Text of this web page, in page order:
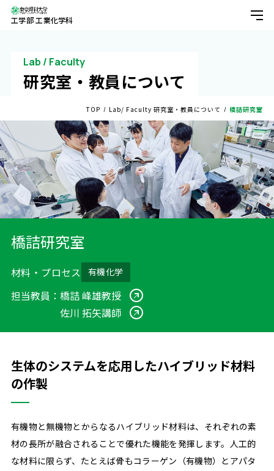
工学部 工業化学科
Learn
学科のPush
カリキュラム・授業紹介・単位
学生の1日（1年生の場合）
学生の1日（4年生の場合）
学生の1日（修士2年生の場合）
研究室・教員について
近藤研究室kondo lab
伊村研究室
ohtake lab
今堀研究室imahori lab
杉本研究室
国村研究室
⽥中研究室tanaka lab
永⽥研究室nagata lab
上⾕研究室uetani lab
Lab / Faculty
研究室・教員について
TOP Lab/ Faculty 研究室・教員について 橋詰研究室
橋詰研究室
材料・プロセス 有機化学
担当教員： 橋詰 峰雄教授
佐川 拓矢講師
生体のシステムを応用したハイブリッド材料
の作製
有機物と無機物とからなるハイブリッド材料は、それぞれの素
材の長所が融合されることで優れた機能を発揮します。人工的
な材料に限らず、たとえば骨もコラーゲン（有機物）とアパタ